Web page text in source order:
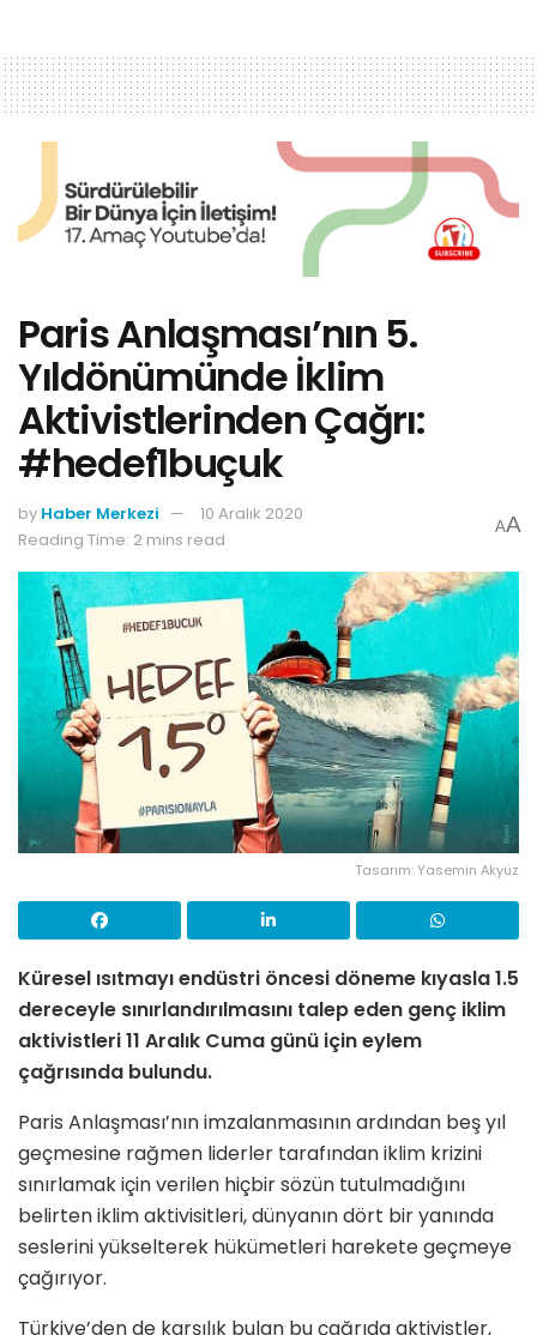
Paris Anlaşması’nın 5.
Yıldönümünde İklim
Aktivistlerinden Çağrı:
#hedef1buçuk
by Haber Merkezi
10 Aralık 2020
Reading Time: 2 mins read
AA
Tasarım: Yasemin Akyüz
Küresel ısıtmayı endüstri öncesi döneme kıyasla 1.5
dereceyle sınırlandırılmasını talep eden genç iklim
aktivistleri 11 Aralık Cuma günü için eylem
çağrısında bulundu.
Paris Anlaşması’nın imzalanmasının ardından beş yıl
geçmesine rağmen liderler tarafından iklim krizini
sınırlamak için verilen hiçbir sözün tutulmadığını
belirten iklim aktivisitleri, dünyanın dört bir yanında
seslerini yükselterek hükümetleri harekete geçmeye
çağırıyor.
Türkiye’den de karşılık bulan bu çağrıda aktivistler,